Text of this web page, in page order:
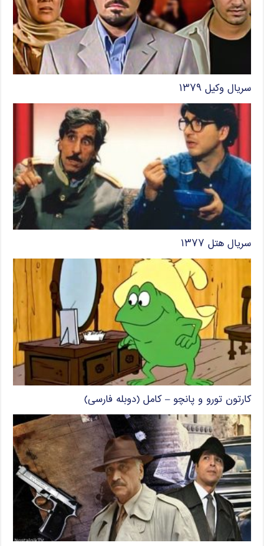
سریال وکیل ۱۳۷۹
سریال هتل ۱۳۷۷
کارتون تورو و پانچو – کامل (دوبله فارسی)